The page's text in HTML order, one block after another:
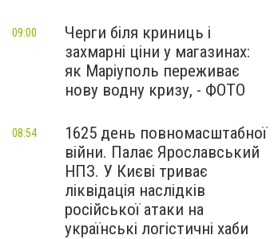
Черги біля криниць і
захмарні ціни у магазинах:
як Маріуполь переживає
нову водну кризу, - ФОТО
09:00
1625 день повномасштабної
війни. Палає Ярославський
НПЗ. У Києві триває
ліквідація наслідків
російської атаки на
українські логістичні хаби
08:54